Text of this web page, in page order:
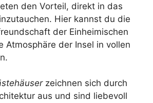
den Vorteil, direkt in das
Hier kannst du die
der Einheimischen
Atmosphäre der Insel in vollen
zeichnen sich durch
aus und sind liebevoll